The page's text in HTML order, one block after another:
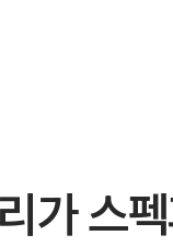
가 스